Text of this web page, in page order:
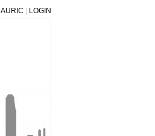
AURIC LOGIN